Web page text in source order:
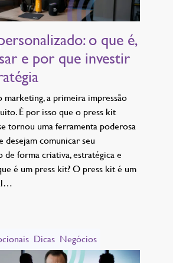
o que é,
e por que investir
a primeira impressão
É por isso que o press kit
tornou uma ferramenta poderosa
desejam comunicar seu
de forma criativa, estratégica e
é um press kit? O press kit é um
Dicas Negócios